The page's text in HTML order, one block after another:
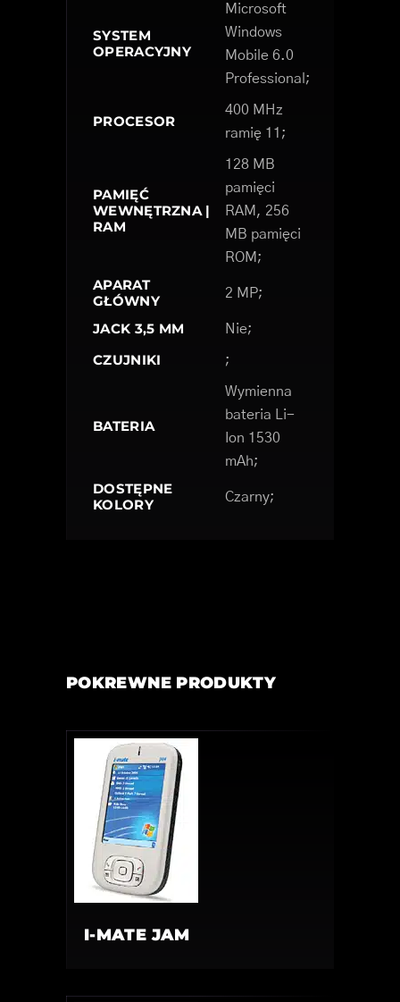
SYSTEM
OPERACYJNY
Microsoft
Windows
Mobile 6.0
Professional;
PROCESOR
400 MHz
ramię 11;
PAMIĘĆ
WEWNĘTRZNA |
RAM
128 MB
pamięci
RAM, 256
MB pamięci
ROM;
APARAT
GŁÓWNY
2 MP;
JACK 3,5 MM Nie;
CZUJNIKI ;
BATERIA
Wymienna
bateria Li-
Ion 1530
mAh;
DOSTĘPNE
KOLORY
Czarny;
POKREWNE PRODUKTY
I-MATE JAM